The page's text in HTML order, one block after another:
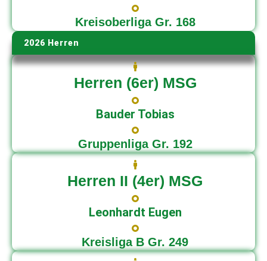
Kreisoberliga Gr. 168
2026 Herren
Herren (6er) MSG
Bauder Tobias
Gruppenliga Gr. 192
Herren II (4er) MSG
Leonhardt Eugen
Kreisliga B Gr. 249